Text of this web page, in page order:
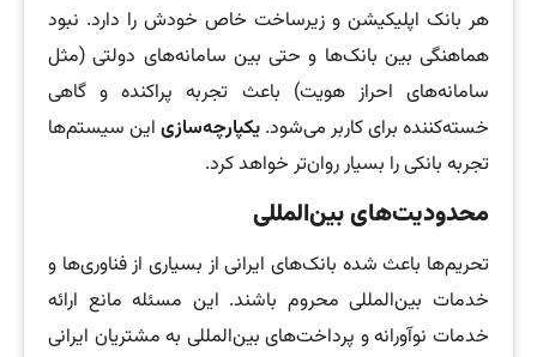
هر بانک اپلیکیشن و زیرساخت خاص خودش را دارد. نبود
هماهنگی بین بانک‌ها و حتی بین سامانه‌های دولتی (مثل
سامانه‌های احراز هویت) باعث تجربه پراکنده و گاهی
خسته‌کننده برای کاربر می‌شود. یکپارچه‌سازی این سیستم‌ها
تجربه بانکی را بسیار روان‌تر خواهد کرد.
محدودیت‌های بین‌المللی
تحریم‌ها باعث شده بانک‌های ایرانی از بسیاری از فناوری‌ها و
خدمات بین‌المللی محروم باشند. این مسئله مانع ارائه
خدمات نوآورانه و پرداخت‌های بین‌المللی به مشتریان ایرانی